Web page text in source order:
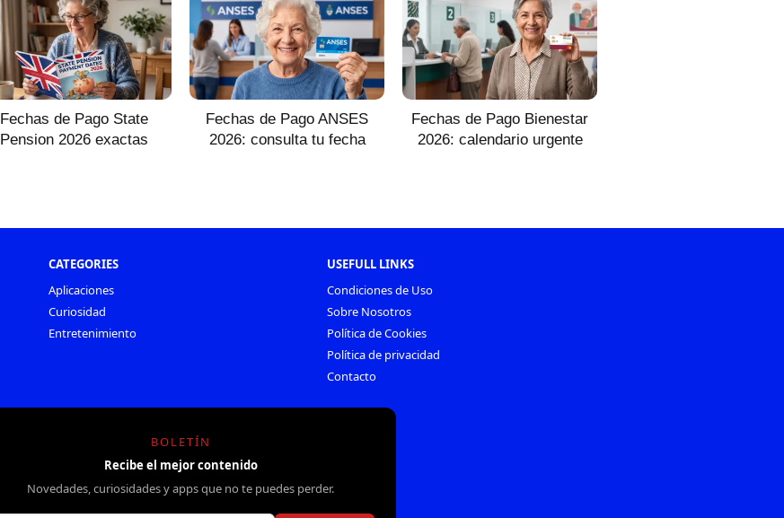
Fechas de Pago State
Pension 2026 exactas
Fechas de Pago ANSES
2026: consulta tu fecha
Fechas de Pago Bienestar
2026: calendario urgente
CATEGORIES
Aplicaciones
Curiosidad
Entretenimiento
USEFULL LINKS
Condiciones de Uso
Sobre Nosotros
Política de Cookies
Política de privacidad
Contacto
BOLETÍN
Recibe el mejor contenido
Novedades, curiosidades y apps que no te puedes perder.